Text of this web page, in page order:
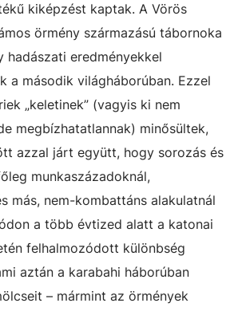
kiképzést kaptak. A Vörös
örmény származású tábornoka
hadászati eredményekkel
a második világháborúban. Ezzel
„keletinek” (vagyis ki nem
megbízhatatlannak) minősültek,
azzal járt együtt, hogy sorozás és
munkaszázadoknál,
más, nem-kombattáns alakulatnál
a több évtized alatt a katonai
felhalmozódott különbség
aztán a karabahi háborúban
– mármint az örmények